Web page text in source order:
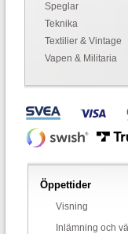
Speglar
Teknika
Textilier & Vintage
Vapen & Militaria
Öppettider
Visning
Inlämning och